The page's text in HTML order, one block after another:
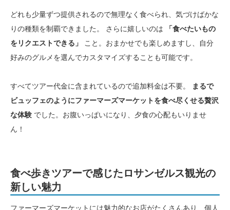
どれも少量ずつ提供されるので無理なく食べられ、気づけばかな
りの種類を制覇できました。 さらに嬉しいのは
「食べたいもの
をリクエストできる」
こと。おまかせでも楽しめますし、自分
好みのグルメを選んでカスタマイズすることも可能です。
すべてツアー代金に含まれているので追加料金は不要。
まるで
ビュッフェのようにファーマーズマーケットを食べ尽くせる贅沢
な体験 でした。お腹いっぱいになり、夕食の心配もいりませ
ん！
食べ歩きツアーで感じたロサンゼルス観光の
新しい魅力
ファーマーズマーケットには魅力的なお店がたくさんあり、個人